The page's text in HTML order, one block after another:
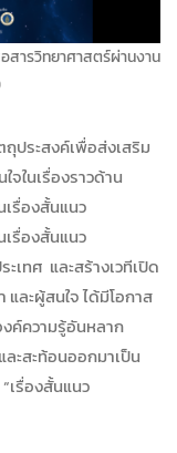
สารวิทยาศาสตร์ผ่านงาน
ประสงค์เพื่อส่งเสริม
จในเรื่องราวด้าน
รื่องสั้นแนว
รื่องสั้นแนว
เทศ และสร้างเวทีเปิด
และผู้สนใจ ได้มีโอกาส
งค์ความรู้อันหลาก
ะสะท้อนออกมาเป็น
เรื่องสั้นแนว